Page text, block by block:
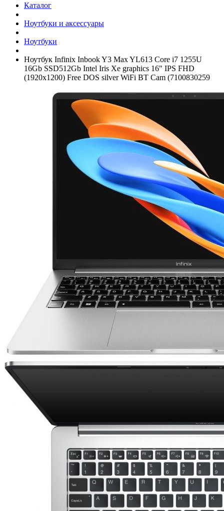
Каталог
Ноутбуки и аксессуары
Ноутбуки
Ноутбук Infinix Inbook Y3 Max YL613 Core i7 1255U
16Gb SSD512Gb Intel Iris Xe graphics 16" IPS FHD
(1920x1200) Free DOS silver WiFi BT Cam (7100830259